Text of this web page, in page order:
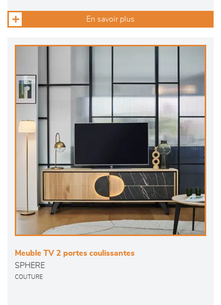
En savoir plus
Meuble TV 2 portes coulissantes
SPHERE
COUTURE